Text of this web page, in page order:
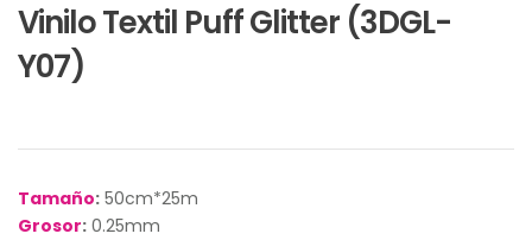
Vinilo Textil Puff Glitter (3DGL-
Y07)
Tamaño: 50cm*25m
Grosor: 0.25mm